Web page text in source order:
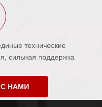
технические
сильная поддержка
НАМИ